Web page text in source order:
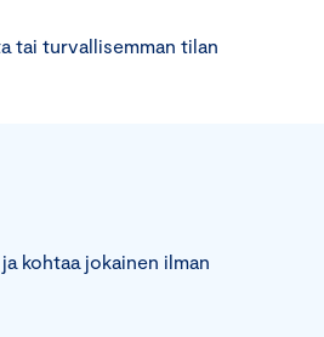
tai turvallisemman tilan
kohtaa jokainen ilman